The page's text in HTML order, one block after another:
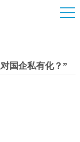
国企私有化？”